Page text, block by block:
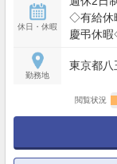
休日・休暇
◇有給休
慶弔休
勤務地
東京都八
閲覧状況